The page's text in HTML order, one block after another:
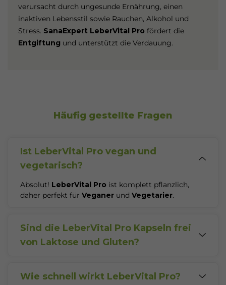
verursacht durch ungesunde Ernährung, einen
inaktiven Lebensstil sowie Rauchen, Alkohol und
Stress. SanaExpert LeberVital Pro fördert die
Entgiftung und unterstützt die Verdauung.
Häufig gestellte Fragen
Ist LeberVital Pro vegan und
vegetarisch?
Absolut! LeberVital Pro ist komplett pflanzlich,
daher perfekt für Veganer und Vegetarier.
Sind die LeberVital Pro Kapseln frei
von Laktose und Gluten?
Gentechnik und Fruktose , was ihre hohe
Wie schnell wirkt LeberVital Pro?